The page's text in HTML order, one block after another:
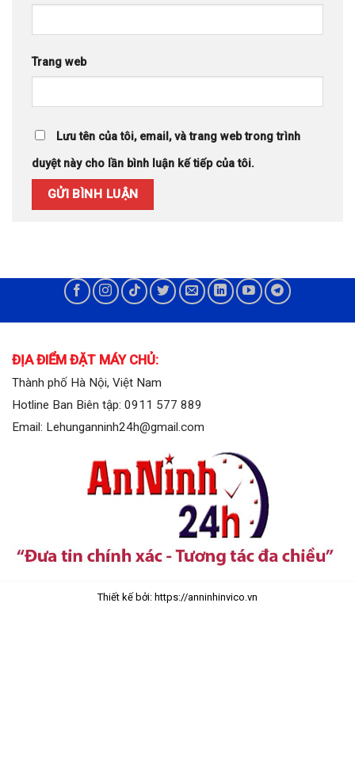
Trang web
Lưu tên của tôi, email, và trang web trong trình
duyệt này cho lần bình luận kế tiếp của tôi.
ĐỊA ĐIỂM ĐẶT MÁY CHỦ:
Thành phố Hà Nội, Việt Nam
Hotline Ban Biên tập: 0911 577 889
Email: Lehunganninh24h@gmail.com
Thiết kế bởi: https://anninhinvico.vn